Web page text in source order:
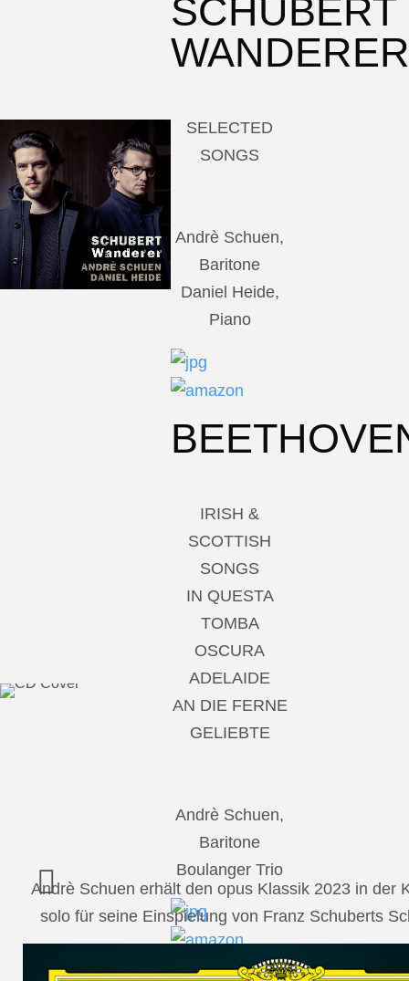
SCHUBERT
WANDERER
SELECTED
SONGS
Andrè Schuen,
Baritone
Daniel Heide,
Piano
IRISH &
SCOTTISH
SONGS
IN QUESTA
TOMBA
OSCURA
ADELAIDE
AN DIE FERNE
GELIEBTE
Andrè Schuen,
Baritone
Boulanger Trio
Andrè Schuen erhält den opus Klassik 2023 in der
solo für seine Einspielung von Franz Schuberts